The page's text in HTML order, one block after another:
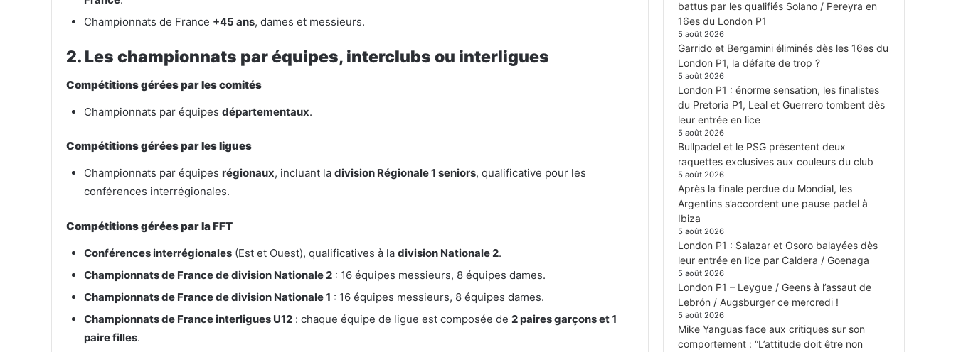
Championnats de France +45 ans, dames et messieurs.
2. Les championnats par équipes, interclubs ou interligues
Compétitions gérées par les comités
Championnats par équipes départementaux.
Compétitions gérées par les ligues
Championnats par équipes régionaux, incluant la division Régionale 1 seniors, qualificative pour les
conférences interrégionales.
Compétitions gérées par la FFT
Conférences interrégionales (Est et Ouest), qualificatives à la division Nationale 2.
Championnats de France de division Nationale 2 : 16 équipes messieurs, 8 équipes dames.
Championnats de France de division Nationale 1 : 16 équipes messieurs, 8 équipes dames.
Championnats de France interligues U12 : chaque équipe de ligue est composée de 2 paires garçons et 1
paire filles.
battus par les qualifiés Solano / Pereyra en
16es du London P1
5 août 2026
Garrido et Bergamini éliminés dès les 16es du
London P1, la défaite de trop ?
5 août 2026
London P1 : énorme sensation, les finalistes
du Pretoria P1, Leal et Guerrero tombent dès
leur entrée en lice
5 août 2026
Bullpadel et le PSG présentent deux
raquettes exclusives aux couleurs du club
5 août 2026
Après la finale perdue du Mondial, les
Argentins s’accordent une pause padel à
Ibiza
5 août 2026
London P1 : Salazar et Osoro balayées dès
leur entrée en lice par Caldera / Goenaga
5 août 2026
London P1 – Leygue / Geens à l’assaut de
Lebrón / Augsburger ce mercredi !
5 août 2026
Mike Yanguas face aux critiques sur son
comportement : “L’attitude doit être non